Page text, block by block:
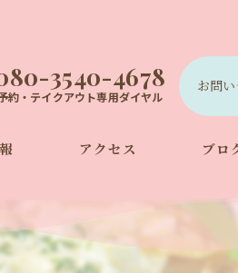
3540-4678
約・テイクアウト専用ダイヤル
お問
アクセス ブロ